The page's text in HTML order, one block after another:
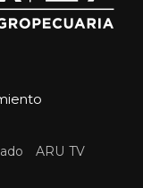
ARU TV